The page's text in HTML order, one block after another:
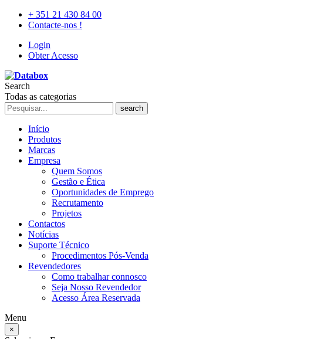
+ 351 21 430 84 00
Contacte-nos !
Login
Obter Acesso
Search
Todas as categorias
search
Início
Produtos
Marcas
Empresa
Quem Somos
Gestão e Ética
Oportunidades de Emprego
Recrutamento
Projetos
Contactos
Notícias
Suporte Técnico
Procedimentos Pós-Venda
Revendedores
Como trabalhar connosco
Seja Nosso Revendedor
Acesso Área Reservada
Menu
×